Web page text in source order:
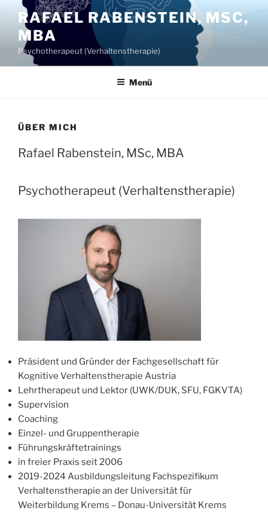
Inhalt
springen
RAFAEL RABENSTEIN, MSC,
MBA
Psychotherapeut (Verhaltenstherapie)
Menü
ÜBER MICH
Rafael Rabenstein, MSc, MBA
Psychotherapeut (Verhaltenstherapie)
Präsident und Gründer der Fachgesellschaft für
Kognitive Verhaltenstherapie Austria
Lehrtherapeut und Lektor (UWK/DUK, SFU, FGKVTA)
Supervision
Coaching
Einzel- und Gruppentherapie
Führungskräftetrainings
in freier Praxis seit 2006
2019-2024 Ausbildungsleitung Fachspezifikum
Verhaltenstherapie an der Universität für
Weiterbildung Krems – Donau-Universität Krems